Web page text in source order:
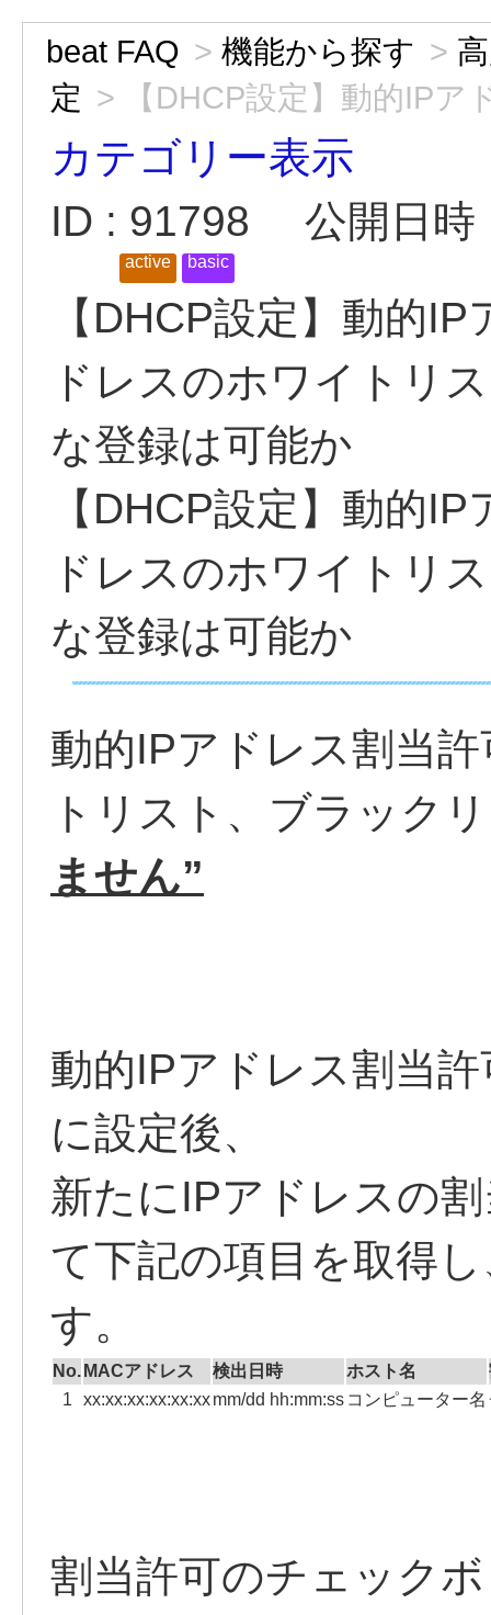
beat FAQ > 機能から探す >
定 > 【DHCP設定】動的IPア
カテゴリー表示
ID : 91798
公開日時
active basic
【DHCP設定】動的
ドレスのホワイトリ
な登録は可能か
【DHCP設定】動的
ドレスのホワイトリ
な登録は可能か
動的IPアドレス割当
トリスト、ブラック
ません”
動的IPアドレス割当
に設定後、
新たにIPアドレスの
て下記の項目を取得
す。
No. MACアドレス 検出日時 ホスト名
1
xx:xx:xx:xx:xx:xxmm/dd hh:mm:ss コンピューター名
割当許可のチェック